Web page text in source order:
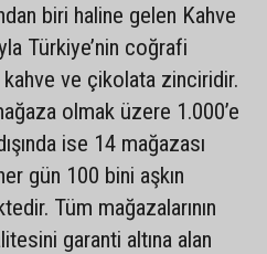
biri haline gelen Kahve
Türkiye’nin coğrafi
ve çikolata zinciridir.
olmak üzere 1.000’e
ise 14 mağazası
gün 100 bini aşkın
Tüm mağazalarının
garanti altına alan